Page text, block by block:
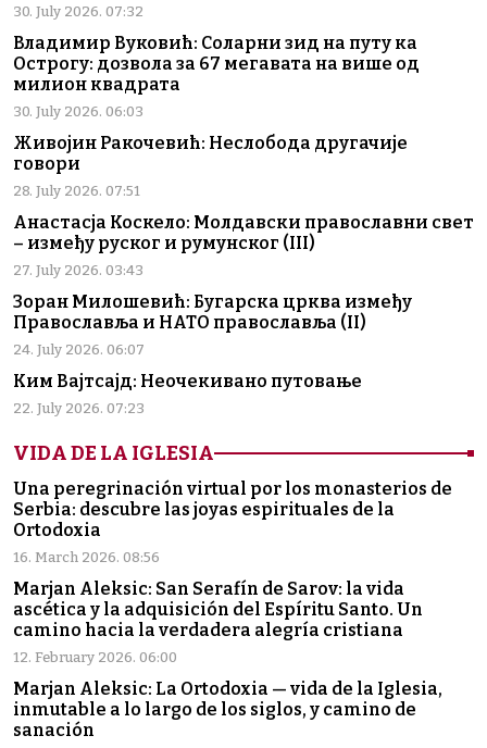
30. July 2026. 07:32
Владимир Вуковић: Соларни зид на путу ка
Острогу: дозвола за 67 мегавата на више од
милион квадрата
30. July 2026. 06:03
Живојин Ракочевић: Неслобода другачије
говори
28. July 2026. 07:51
Анастасја Коскело: Молдавски православни свет
– између руског и румунског (III)
27. July 2026. 03:43
Зоран Милошевић: Бугарска црква између
Православља и НАТО православља (II)
24. July 2026. 06:07
Ким Вајтсајд: Неочекивано путовање
22. July 2026. 07:23
VIDA DE LA IGLESIA
Una peregrinación virtual por los monasterios de
Serbia: descubre las joyas espirituales de la
Ortodoxia
16. March 2026. 08:56
Marjan Aleksic: San Serafín de Sarov: la vida
ascética y la adquisición del Espíritu Santo. Un
camino hacia la verdadera alegría cristiana
12. February 2026. 06:00
Marjan Aleksic: La Ortodoxia — vida de la Iglesia,
inmutable a lo largo de los siglos, y camino de
sanación